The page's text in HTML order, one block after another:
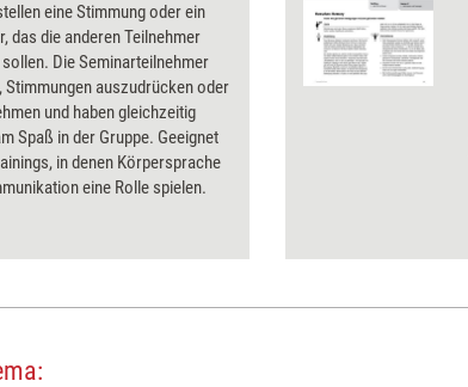
eine Stimmung oder ein
das die anderen Teilnehmer
Die Seminarteilnehmer
Stimmungen auszudrücken oder
und haben gleichzeitig
Spaß in der Gruppe. Geeignet
in denen Körpersprache
eine Rolle spielen.